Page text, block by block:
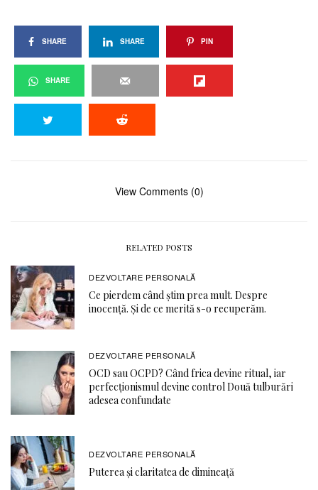
SHARE SHARE PIN
SHARE
View Comments (0)
RELATED POSTS
DEZVOLTARE PERSONALĂ
Ce pierdem când știm prea mult. Despre
inocență. Și de ce merită s-o recuperăm.
DEZVOLTARE PERSONALĂ
OCD sau OCPD? Când frica devine ritual, iar
perfecționismul devine control Două tulburări
adesea confundate
DEZVOLTARE PERSONALĂ
Puterea și claritatea de dimineață